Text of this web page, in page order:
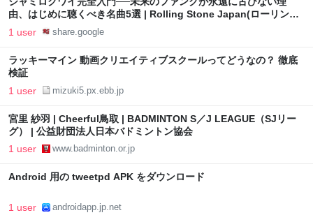
由、はじめに聴くべき名曲5選 | Rolling Stone Japan(ローリング
ストーン ジャパン）
1 user share.google
ラッキーマイン 動画クリエイティブスクールってどうなの？ 徹底
検証
1 user mizuki5.px.ebb.jp
宮里 紗羽 | Cheerful鳥取 | BADMINTON S／J LEAGUE（SJリー
グ） | 公益財団法人日本バドミントン協会
1 user www.badminton.or.jp
Android 用の tweetpd APK をダウンロード
1 user androidapp.jp.net